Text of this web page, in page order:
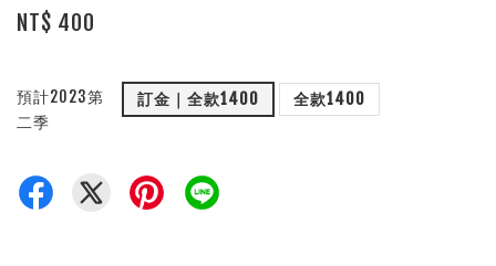
NT$ 400
預計2023第
二季
訂金｜全款1400 全款1400